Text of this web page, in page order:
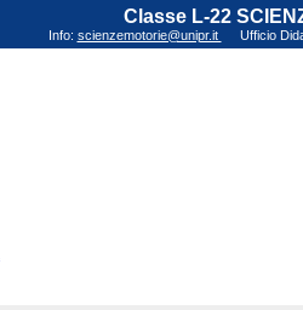
Classe L-22
Info: scienzemotorie@unipr.it Ufficio